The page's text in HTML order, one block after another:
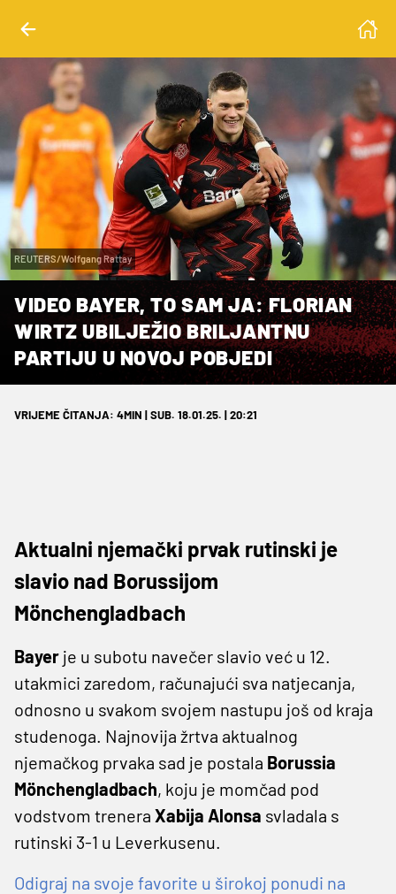
REUTERS/Wolfgang Rattay
VIDEO BAYER, TO SAM JA: FLORIAN
WIRTZ UBILJEŽIO BRILJANTNU
PARTIJU U NOVOJ POBJEDI
VRIJEME ČITANJA: 4MIN | SUB. 18.01.25. | 20:21
Aktualni njemački prvak rutinski je
slavio nad Borussijom
Mönchengladbach
Bayer je u subotu navečer slavio već u 12.
utakmici zaredom, računajući sva natjecanja,
odnosno u svakom svojem nastupu još od kraja
studenoga. Najnovija žrtva aktualnog
njemačkog prvaka sad je postala Borussia
Mönchengladbach, koju je momčad pod
vodstvom trenera Xabija Alonsa svladala s
rutinski 3-1 u Leverkusenu.
Odigraj na svoje favorite u širokoj ponudi na